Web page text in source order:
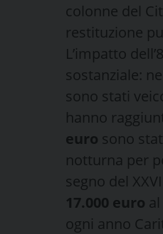
colonne del
restituzione
L’impatto
sostanziale:
sono stati
hanno
euro sono
notturna per
segno del
17.000 euro
ogni anno